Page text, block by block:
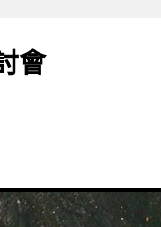
會